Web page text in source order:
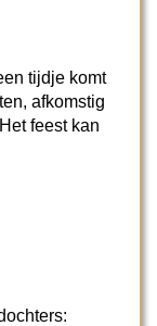
tijdje komt
afkomstig
feest kan